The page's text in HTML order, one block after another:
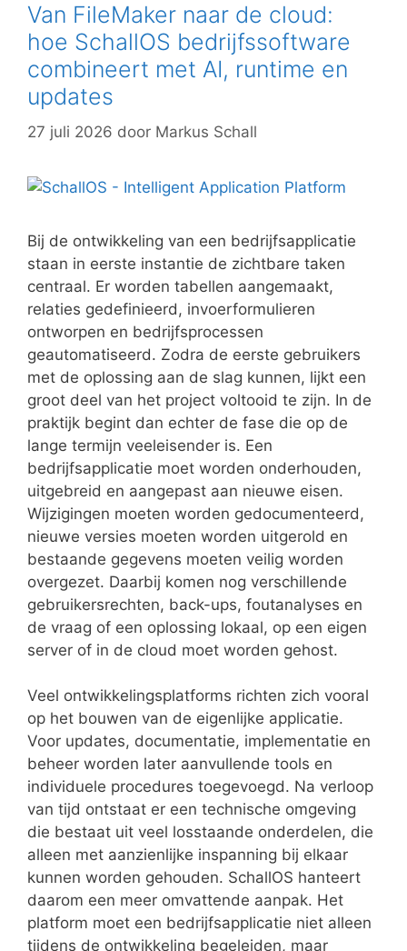
Van FileMaker naar de cloud:
hoe SchallOS bedrijfssoftware
combineert met AI, runtime en
updates
27 juli 2026 door Markus Schall
Bij de ontwikkeling van een bedrijfsapplicatie
staan in eerste instantie de zichtbare taken
centraal. Er worden tabellen aangemaakt,
relaties gedefinieerd, invoerformulieren
ontworpen en bedrijfsprocessen
geautomatiseerd. Zodra de eerste gebruikers
met de oplossing aan de slag kunnen, lijkt een
groot deel van het project voltooid te zijn. In de
praktijk begint dan echter de fase die op de
lange termijn veeleisender is. Een
bedrijfsapplicatie moet worden onderhouden,
uitgebreid en aangepast aan nieuwe eisen.
Wijzigingen moeten worden gedocumenteerd,
nieuwe versies moeten worden uitgerold en
bestaande gegevens moeten veilig worden
overgezet. Daarbij komen nog verschillende
gebruikersrechten, back-ups, foutanalyses en
de vraag of een oplossing lokaal, op een eigen
server of in de cloud moet worden gehost.
Veel ontwikkelingsplatforms richten zich vooral
op het bouwen van de eigenlijke applicatie.
Voor updates, documentatie, implementatie en
beheer worden later aanvullende tools en
individuele procedures toegevoegd. Na verloop
van tijd ontstaat er een technische omgeving
die bestaat uit veel losstaande onderdelen, die
alleen met aanzienlijke inspanning bij elkaar
kunnen worden gehouden. SchallOS hanteert
daarom een meer omvattende aanpak. Het
platform moet een bedrijfsapplicatie niet alleen
tijdens de ontwikkeling begeleiden, maar